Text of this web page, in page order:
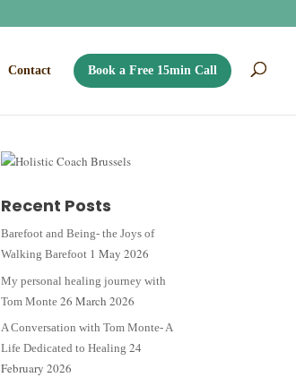
Contact Book a Free 15min Call
Recent Posts
Barefoot and Being- the Joys of
Walking Barefoot 1 May 2026
My personal healing journey with
Tom Monte 26 March 2026
A Conversation with Tom Monte- A
Life Dedicated to Healing 24
February 2026